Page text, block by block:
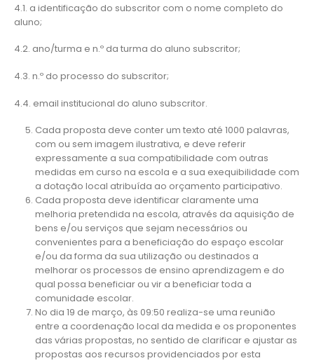
4.1. a identificação do subscritor com o nome completo do
aluno;
4.2. ano/turma e n.º da turma do aluno subscritor;
4.3. n.º do processo do subscritor;
4.4. email institucional do aluno subscritor.
Cada proposta deve conter um texto até 1000 palavras,
com ou sem imagem ilustrativa, e deve referir
expressamente a sua compatibilidade com outras
medidas em curso na escola e a sua exequibilidade com
a dotação local atribuída ao orçamento participativo.
Cada proposta deve identificar claramente uma
melhoria pretendida na escola, através da aquisição de
bens e/ou serviços que sejam necessários ou
convenientes para a beneficiação do espaço escolar
e/ou da forma da sua utilização ou destinados a
melhorar os processos de ensino aprendizagem e do
qual possa beneficiar ou vir a beneficiar toda a
comunidade escolar.
No dia 19 de março, às 09:50 realiza-se uma reunião
entre a coordenação local da medida e os proponentes
das várias propostas, no sentido de clarificar e ajustar as
propostas aos recursos providenciados por esta